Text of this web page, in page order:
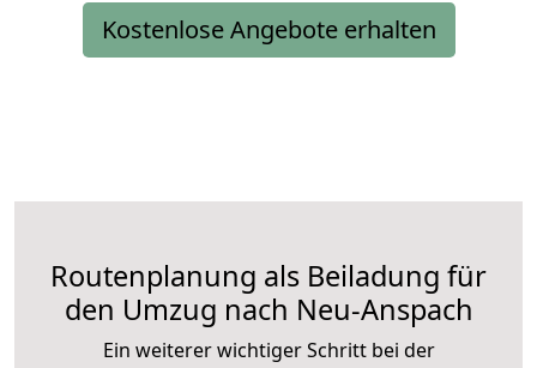
Kostenlose Angebote erhalten
Routenplanung als Beiladung für
den Umzug nach Neu-Anspach
Ein weiterer wichtiger Schritt bei der